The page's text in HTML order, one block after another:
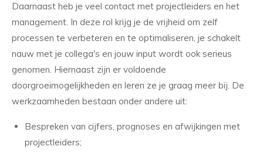
Daarnaast heb je veel contact met projectleiders en het
management. In deze rol krijg je de vrijheid om zelf
processen te verbeteren en te optimaliseren, je schakelt
nauw met je collega's en jouw input wordt ook serieus
genomen. Hiernaast zijn er voldoende
doorgroeimogelijkheden en leren ze je graag meer bij. De
werkzaamheden bestaan onder andere uit:
Bespreken van cijfers, prognoses en afwijkingen met
projectleiders;